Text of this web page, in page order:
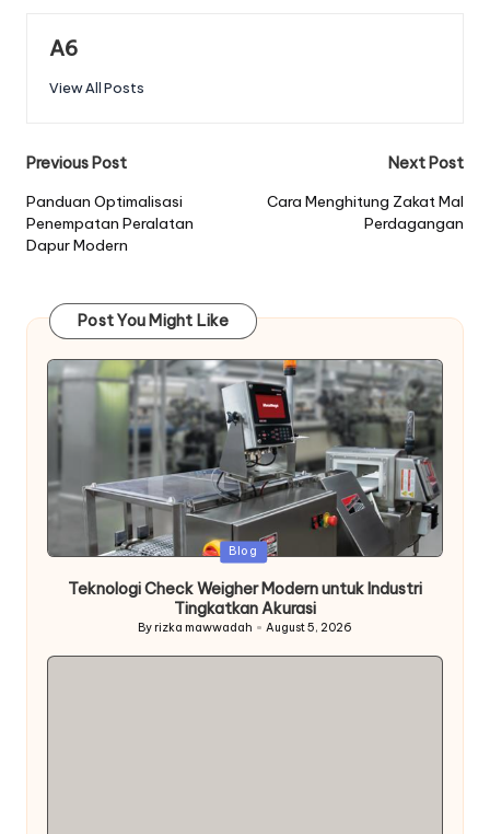
A6
View All Posts
Post
navigation
Previous Post
Panduan Optimalisasi
Penempatan Peralatan
Dapur Modern
Next Post
Cara Menghitung Zakat Mal
Perdagangan
Post You Might Like
Posted
Blog
Teknologi Check Weigher Modern untuk Industri
Tingkatkan Akurasi
Posted
By rizka mawwadah August 5, 2026